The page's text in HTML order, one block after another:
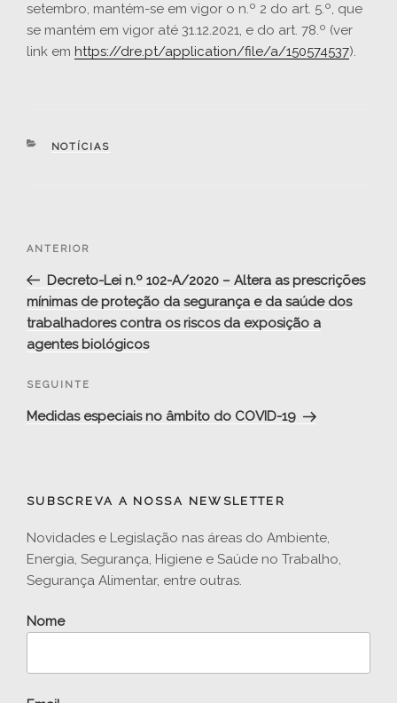
setembro, mantém-se em vigor o n.º 2 do art. 5.º, que
se mantém em vigor até 31.12.2021, e do art. 78.º (ver
link em https://dre.pt/application/file/a/150574537).
CATEGORIAS
NOTÍCIAS
artigos
Conteúdo
ANTERIOR
Decreto-Lei n.º 102-A/2020 – Altera as prescrições
mínimas de proteção da segurança e da saúde dos
trabalhadores contra os riscos da exposição a
agentes biológicos
Conteúdo
SEGUINTE
Medidas especiais no âmbito do COVID-19
SUBSCREVA A NOSSA NEWSLETTER
Novidades e Legislação nas áreas do Ambiente,
Energia, Segurança, Higiene e Saúde no Trabalho,
Segurança Alimentar, entre outras.
Nome